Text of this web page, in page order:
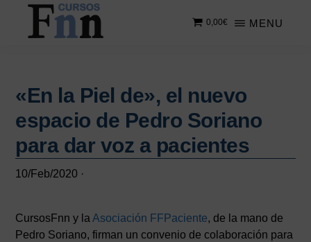
Saltar
contenido
Saltar
principal
online
MENU
0,00€
«En la Piel de», el nuevo
espacio de Pedro Soriano
para dar voz a pacientes
10/Feb/2020 ·
CursosFnn y laAsociación FFPaciente, de la mano de
Pedro Soriano, firman un convenio de colaboración para